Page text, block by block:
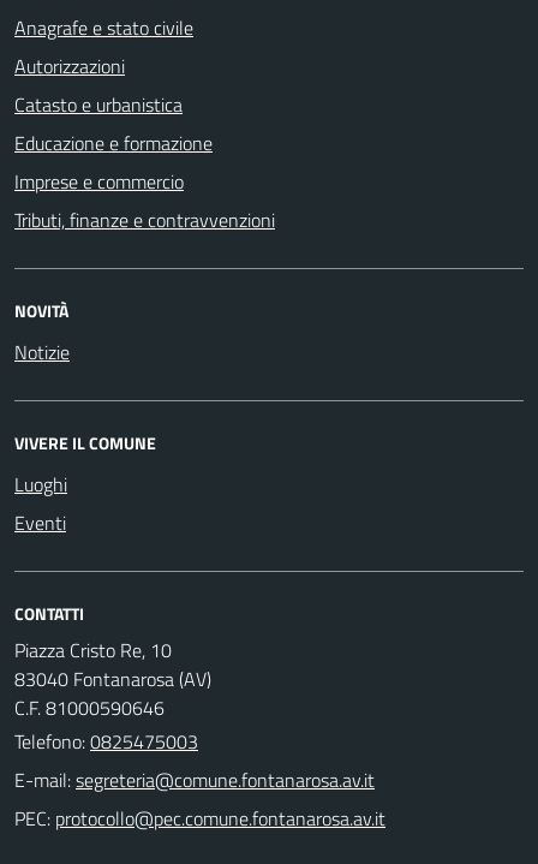
Anagrafe e stato civile
Autorizzazioni
Catasto e urbanistica
Educazione e formazione
Imprese e commercio
Tributi, finanze e contravvenzioni
NOVITÀ
Notizie
VIVERE IL COMUNE
Luoghi
Eventi
CONTATTI
Piazza Cristo Re, 10
83040 Fontanarosa (AV)
C.F. 81000590646
Telefono:0825475003
E-mail:
PEC: